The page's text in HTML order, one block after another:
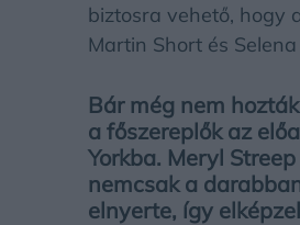
biztosra vehető, hogy
Martin Short és
Bár még nem
a főszereplők az
Yorkba. Meryl
nemcsak a
elnyerte, így